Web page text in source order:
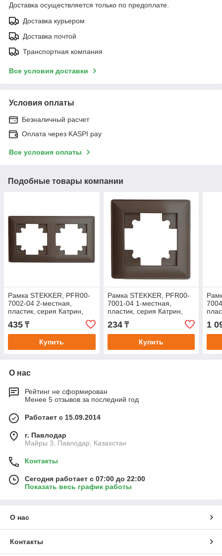
Доставка осуществляется только по предоплате.
Доставка курьером
Доставка почтой
Транспортная компания
Все условия доставки
Условия оплаты
Безналичный расчет
Оплата через KASPI pay
Все условия оплаты
Подобные товары компании
Рамка STEKKER, PFR00-
7002-04 2-местная,
пластик, серия Катрин,
шоколад
435 ₸
Купить
Рамка STEKKER, PFR00-
7001-04 1-местная,
пластик, серия Катрин,
шоколад
234₸
Купить
1
О нас
Рейтинг не сформирован
Менее 5 отзывов за последний год
Работает с 15.09.2014
г. Павлодар
Майры 3, Павлодар, Казахстан
Контакты
Сегодня работает с 07:00 до 22:00
Показать весь график работы
О нас
Контакты